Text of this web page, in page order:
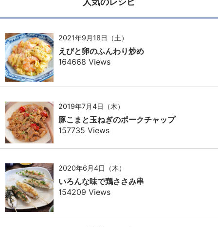
2021年9月18日（土）
えびと卵のふんわり炒め
164668 Views
2019年7月4日（木）
豚こまと玉ねぎのポークチャップ
157735 Views
2020年6月4日（木）
いろんな味で鶏ささみ串
154209 Views